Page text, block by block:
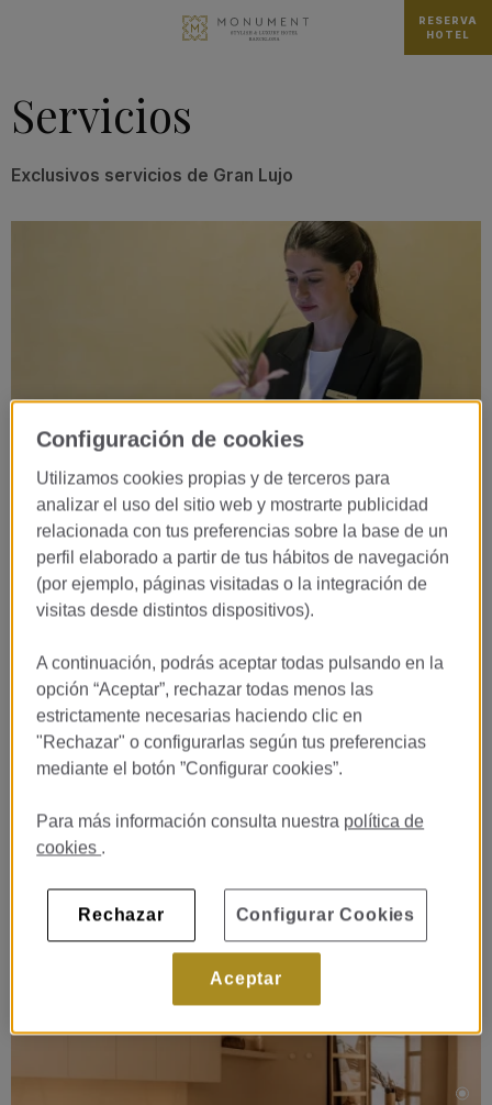
RESERVA
HOTEL
Servicios
Exclusivos servicios de Gran Lujo
MyMo Guest Experience
MyMo Guest Experience hace que su estancia en Monument
Hotel sea memorable, creando recuerdos inolvidables para
nuestros huéspedes más sofisticados. Nuestro equipo MyMo y
su dedicación a la hospitalidad aportarán una experiencia
exclusiva, atenta y auténtica para hacer sus sueños realidad.
Dedicados a anticiparse a las necesidades de cada huésped y
convenientemente a su disposición y justo como lo desea, le
ayudarán a planificar el viaje de su vida para usted y sus seres
Información y contacto:
mymo@monumenthotel.com
Configuración de cookies
Utilizamos cookies propias y de terceros para
analizar el uso del sitio web y mostrarte publicidad
relacionada con tus preferencias sobre la base de un
perfil elaborado a partir de tus hábitos de navegación
(por ejemplo, páginas visitadas o la integración de
visitas desde distintos dispositivos).
A continuación, podrás aceptar todas pulsando en la
opción “Aceptar”, rechazar todas menos las
estrictamente necesarias haciendo clic en
"Rechazar" o configurarlas según tus preferencias
mediante el botón ”Configurar cookies”.
Para más información consulta nuestra política de
cookies .
Rechazar
Aceptar
Configurar Cookies